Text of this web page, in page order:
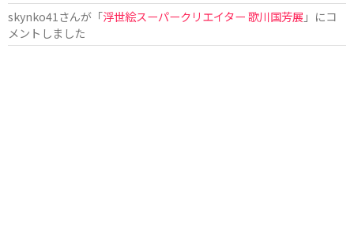
skynko41 さんが「浮世絵スーパークリエイター 歌川国芳展 」にコ
メントしました